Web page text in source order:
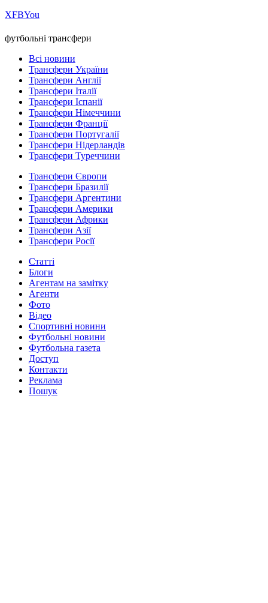
ХFBYou
футбольні трансфери
Всі новини
Трансфери України
Трансфери Англії
Трансфери Італії
Трансфери Іспанії
Трансфери Німеччини
Трансфери Франції
Трансфери Португалії
Трансфери Нідерландів
Трансфери Туреччини
Трансфери Європи
Трансфери Бразилії
Трансфери Аргентини
Трансфери Америки
Трансфери Африки
Трансфери Азії
Трансфери Росії
Статті
Блоги
Агентам на замітку
Агенти
Фото
Відео
Спортивні новини
Футбольні новини
Футбольна газета
Доступ
Контакти
Реклама
Пошук